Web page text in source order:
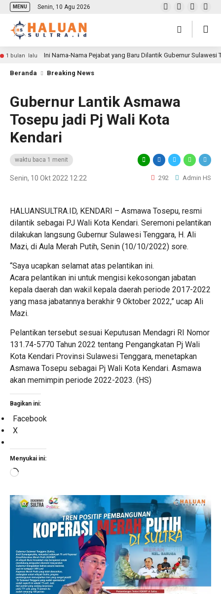
MENU Senin, 10 Agu 2026
1 bulan lalu Ini Nama-Nama Pejabat yang Baru Dilantik Gubernur Sulawesi
Beranda Breaking News
Gubernur Lantik Asmawa
Tosepu jadi Pj Wali Kota
Kendari
waktu baca 1 menit
Senin, 10 Okt 2022 12:22 292 Admin HS
HALUANSULTRA.ID, KENDARI – Asmawa Tosepu, resmi
dilantik sebagai PJ Wali Kota Kendari. Seremoni pelantikan
dilakukan langsung Gubernur Sulawesi Tenggara, H. Ali
Mazi, di Aula Merah Putih, Senin (10/10/2022) sore.
“Saya ucapkan selamat atas pelantikan ini.
Acara pelantikan ini untuk mengisi kekosongan jabatan
kepala daerah dan wakil kepala daerah periode 2017-2022
yang masa jabatannya berakhir 9 Oktober 2022,” ucap Ali
Mazi.
Pelantikan tersebut sesuai Keputusan Mendagri RI Nomor
131.74-5770 Tahun 2022 tentang Pengangkatan Pj Wali
Kota Kendari Provinsi Sulawesi Tenggara, menetapkan
Asmawa Tosepu sebagai Pj Wali Kota Kendari. Asmawa
akan memimpin periode 2022-2023. (HS)
Bagikan ini:
Facebook
X
Menyukai ini:
Memuat...